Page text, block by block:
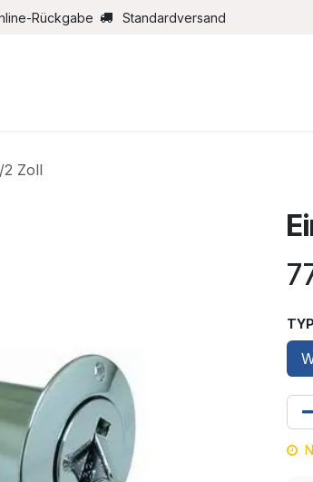
Rückgabe Standardversand
2 Zoll
TYP